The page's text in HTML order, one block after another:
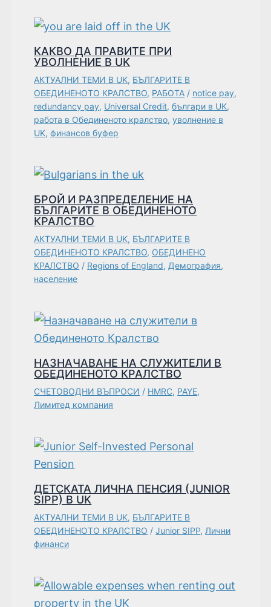
КАКВО ДА ПРАВИТЕ ПРИ
УВОЛНЕНИЕ В UK
АКТУАЛНИ ТЕМИ В UK, БЪЛГАРИТЕ В
ОБЕДИНЕНОТО КРАЛСТВО, РАБОТА / notice pay,
redundancy pay, Universal Credit,българи в UK,
работа в Обединеното кралство,уволнение в
UK,финансов буфер
БРОЙ И РАЗПРЕДЕЛЕНИЕ НА
БЪЛГАРИТЕ В ОБЕДИНЕНОТО
КРАЛСТВО
АКТУАЛНИ ТЕМИ В UK, БЪЛГАРИТЕ В
ОБЕДИНЕНОТО КРАЛСТВО, ОБЕДИНЕНО
КРАЛСТВО / Regions of England, Демография,
население
НАЗНАЧАВАНЕ НА СЛУЖИТЕЛИ В
ОБЕДИНЕНОТО КРАЛСТВО
СЧЕТОВОДНИ ВЪПРОСИ / HMRC, PAYE,
Лимитед компания
ДЕТСКАТА ЛИЧНА ПЕНСИЯ (JUNIOR
SIPP) В UK
АКТУАЛНИ ТЕМИ В UK, БЪЛГАРИТЕ В
ОБЕДИНЕНОТО КРАЛСТВО /Junior SIPP, Лични
финанси